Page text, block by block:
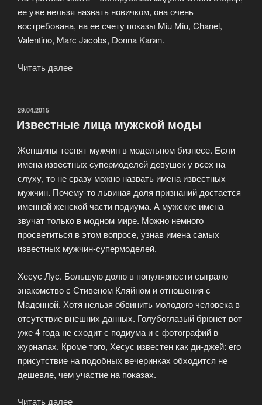
ее уже нельзя назвать новичком, она очень
востребована, на ее счету показы Miu Miu, Chanel,
Valentino, Marc Jacobs, Donna Karan.
Читать далее
ОПУБЛИКОВАНО
29.04.2015
Известные лица мужской моды
Женщины теснят мужчин в модельном бизнесе. Если
имена известных супермоделей девушек у всех на
слуху, то не сразу можно назвать имена известных
мужчин. Почему-то львиная доля признаний достается
именной женской части подиума. А мужские имена
звучат только в модном мире. Можно немного
просветиться в этом вопросе, узнав имена самых
известных мужчин-супермоделей.
Хесус Лус. Большую долю в популярности сыграло
знакомство с Стивеном Кляйном и отношения с
Мадонной. Хотя нельзя обвинить молодого человека в
отсутствие внешних данных. Голубоглазый брюнет вот
уже 4 года не сходит с подиума и с фотографий в
журналах. Кроме того, Хесус известен как ди-джей: его
присутствие на подобных вечеринках обходится не
дешевле, чем участие на показах.
Читать далее